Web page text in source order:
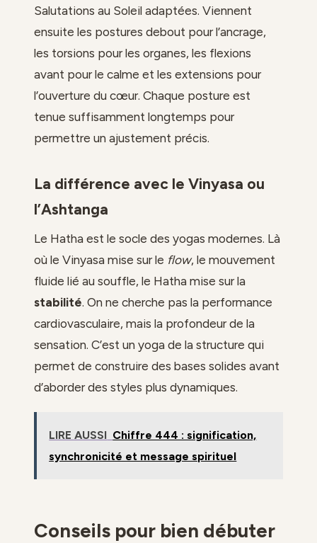
Salutations au Soleil adaptées. Viennent
ensuite les postures debout pour l’ancrage,
les torsions pour les organes, les flexions
avant pour le calme et les extensions pour
l’ouverture du cœur. Chaque posture est
tenue suffisamment longtemps pour
permettre un ajustement précis.
La différence avec le Vinyasa ou
l’Ashtanga
Le Hatha est le socle des yogas modernes. Là
où le Vinyasa mise sur le flow, le mouvement
fluide lié au souffle, le Hatha mise sur la
stabilité. On ne cherche pas la performance
cardiovasculaire, mais la profondeur de la
sensation. C’est un yoga de la structure qui
permet de construire des bases solides avant
d’aborder des styles plus dynamiques.
LIRE AUSSI Chiffre 444 : signification,
synchronicité et message spirituel
Conseils pour bien débuter